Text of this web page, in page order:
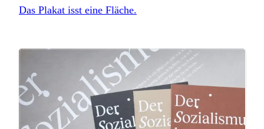
Das Plakat isst eine Fläche.